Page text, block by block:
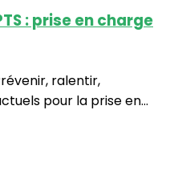
: prise en charge
ralentir,
pour la prise en...